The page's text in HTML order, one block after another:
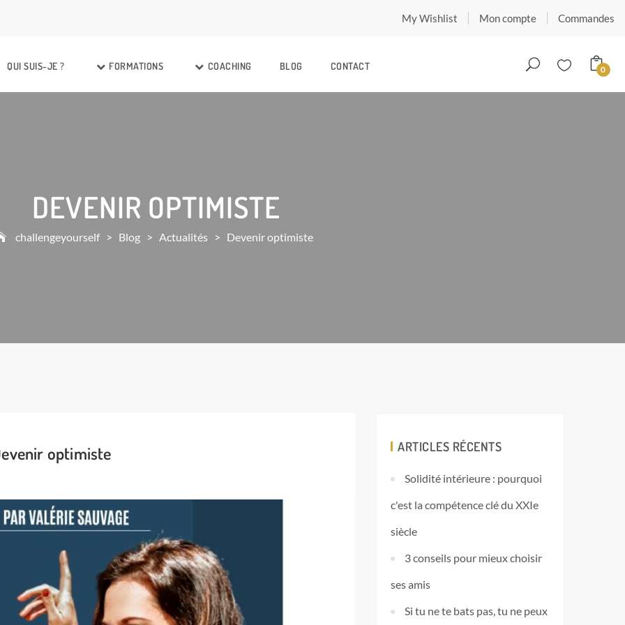
My Wishlist Mon compte Commandes
QUI SUIS-JE ? FORMATIONS COACHING BLOG CONTACT 0
DEVENIR OPTIMISTE
challengeyourself > Blog > Actualités > Devenir optimiste
optimiste ARTICLES RÉCENTS
Solidité intérieure : pourquoi
c'est la compétence clé du XXIe
siècle
3 conseils pour mieux choisir
ses amis
Si tu ne te bats pas, tu ne peux